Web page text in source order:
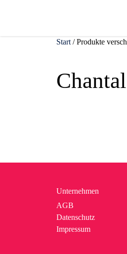
Start / Produkte
Chantal
Unternehmen
AGB
Datenschutz
Impressum